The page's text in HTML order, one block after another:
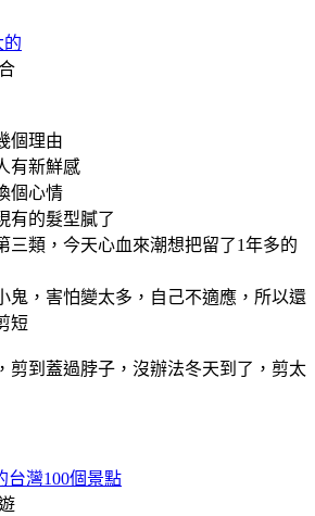
的
個理由
有新鮮感
個心情
有的髮型膩了
三類，今天心血來潮想把留了1年多的
鬼，害怕變太多，自己不適應，所以還
短
剪到蓋過脖子，沒辦法冬天到了，剪太
台灣100個景點